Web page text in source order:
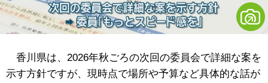
香川県は、2026年秋ごろの次回の委員会で詳細な案を
示す方針ですが、現時点で場所や予算など具体的な話が